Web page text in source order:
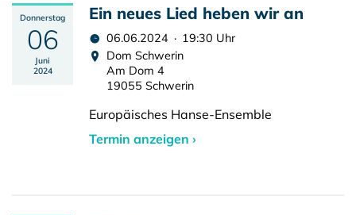
Donnerstag
06
Juni
2024
Ein neues Lied heben wir an
06.06.2024 · 19:30 Uhr
Dom Schwerin
Am Dom 4
19055 Schwerin
Europäisches Hanse-Ensemble
Termin anzeigen ›